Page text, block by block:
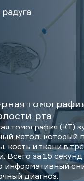
рта
томография (КТ)
метод, который
кость и ткани в
Всего за 15 секунд
информативный
диагноз.